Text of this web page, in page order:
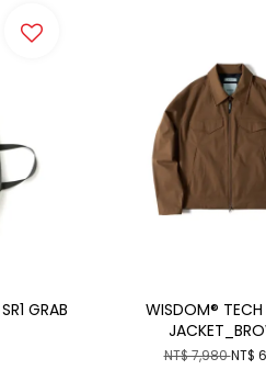
GRAB
WISDOM® TECH
NT$ 7,980NT$